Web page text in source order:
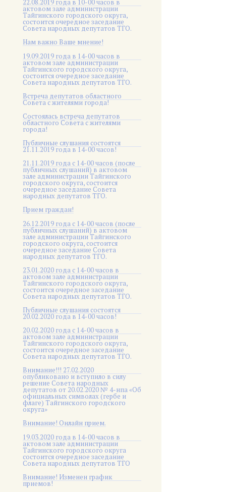
22.08.2019 года в 10-00 часов в
актовом зале администрации
Тайгинского городского округа,
состоится очередное заседание
Совета народных депутатов ТГО.
Нам важно Ваше мнение!
19.09.2019 года в 14-00 часов в
актовом зале администрации
Тайгинского городского округа,
состоится очередное заседание
Совета народных депутатов ТГО.
Встреча депутатов областного
Совета с жителями города!
Состоялась встреча депутатов
областного Совета с жителями
города!
Публичные слушания состоятся
21.11.2019 года в 14-00 часов!
21.11.2019 года с 14-00 часов (после
публичных слушаний) в актовом
зале администрации Тайгинского
городского округа, состоится
очередное заседание Совета
народных депутатов ТГО.
Прием граждан!
26.12.2019 года с 14-00 часов (после
публичных слушаний) в актовом
зале администрации Тайгинского
городского округа, состоится
очередное заседание Совета
народных депутатов ТГО.
23.01.2020 года с 14-00 часов в
актовом зале администрации
Тайгинского городского округа,
состоится очередное заседание
Совета народных депутатов ТГО.
Публичные слушания состоятся
20.02.2020 года в 14-00 часов!
20.02.2020 года с 14-00 часов в
актовом зале администрации
Тайгинского городского округа,
состоится очередное заседание
Совета народных депутатов ТГО.
Внимание!!! 27.02.2020
опубликовано и вступило в силу
решение Совета народных
депутатов от 20.02.2020 № 4-нпа «Об
официальных символах (гербе и
флаге) Тайгинского городского
округа»
Внимание! Онлайн прием.
19.03.2020 года в 14-00 часов в
актовом зале администрации
Тайгинского городского округа
состоится очередное заседание
Совета народных депутатов ТГО
Внимание! Изменен график
приемов!